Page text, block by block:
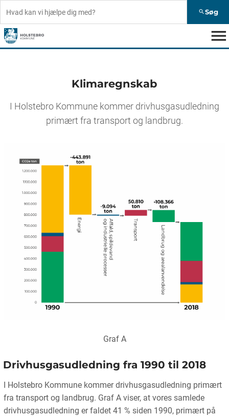
search Søg
menu
Klimaregnskab
I Holstebro Kommune kommer drivhusgasudledning
primært fra transport og landbrug.
Graf A
Drivhusgasudledning fra 1990 til 2018
I Holstebro Kommune kommer drivhusgasudledning primært
fra transport og landbrug. Graf A viser, at vores samlede
drivhusgasudledning er faldet 41 % siden 1990, primært på